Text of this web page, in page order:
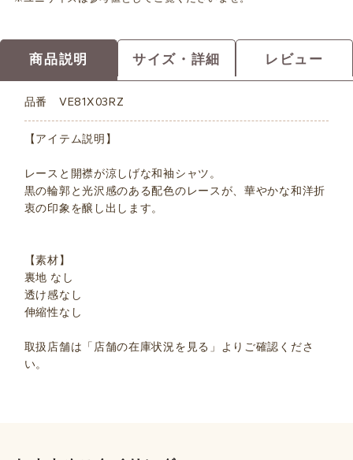
商品説明 サイズ・詳細 レビュー
品番 VE81X03RZ
【アイテム説明】
レースと開襟が涼しげな和袖シャツ。
黒の輪郭と光沢感のある配色のレースが、華やかな和洋折
衷の印象を醸し出します。
【素材】
裏地 なし
透け感なし
伸縮性なし
取扱店舗は「店舗の在庫状況を見る」よりご確認くださ
い。